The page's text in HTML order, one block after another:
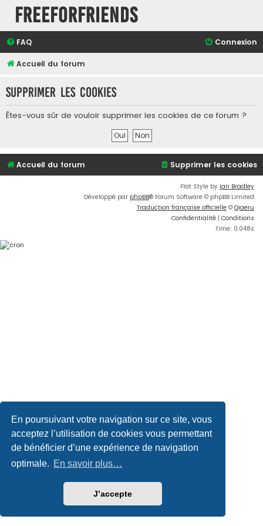
En poursuivant votre navigation sur ce site, vous
acceptez l’utilisation de cookies vous permettant
de bénéficier d’une expérience de navigation
optimale. En savoir plus…
J’accepte
FreeForFriends
FAQ Connexion
Accueil du forum
Supprimer les cookies
Êtes-vous sûr de vouloir supprimer les cookies de ce forum ?
Accueil du forum Supprimer les cookies
Flat Style by Ian Bradley
Développé par phpBB® Forum Software © phpBB Limited
Traduction française officielle © Qiaeru
Confidentialité | Conditions
Time: 0.048s